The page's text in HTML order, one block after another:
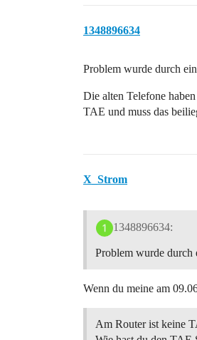
1348896634
Problem wurde durch
Die alten Telefone
TAE und muss das
X_Strom
1348896634:
Problem wurde durch
Wenn du meine am
Am Router ist keine